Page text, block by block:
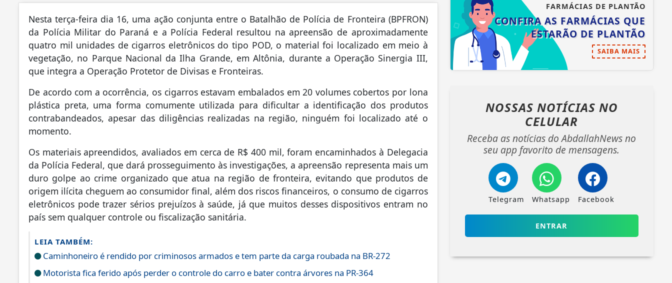
Nesta terça-feira dia 16, uma ação conjunta entre o Batalhão de Polícia de Fronteira (BPFRON)
da Polícia Militar do Paraná e a Polícia Federal resultou na apreensão de aproximadamente
quatro mil unidades de cigarros eletrônicos do tipo POD, o material foi localizado em meio à
vegetação, no Parque Nacional da Ilha Grande, em Altônia, durante a Operação Sinergia III,
que integra a Operação Protetor de Divisas e Fronteiras.
De acordo com a ocorrência, os cigarros estavam embalados em 20 volumes cobertos por lona
plástica preta, uma forma comumente utilizada para dificultar a identificação dos produtos
contrabandeados, apesar das diligências realizadas na região, ninguém foi localizado até o
momento.
Os materiais apreendidos, avaliados em cerca de R$ 400 mil, foram encaminhados à Delegacia
da Polícia Federal, que dará prosseguimento às investigações, a apreensão representa mais um
duro golpe ao crime organizado que atua na região de fronteira, evitando que produtos de
origem ilícita cheguem ao consumidor final, além dos riscos financeiros, o consumo de cigarros
eletrônicos pode trazer sérios prejuízos à saúde, já que muitos desses dispositivos entram no
país sem qualquer controle ou fiscalização sanitária.
LEIA TAMBÉM:
Caminhoneiro é rendido por criminosos armados e tem parte da carga roubada na BR-272
Motorista fica ferido após perder o controle do carro e bater contra árvores na PR-364
FARMÁCIAS DE PLANTÃO
CONFIRA AS FARMÁCIAS QUE
ESTARÃO DE PLANTÃO
SAIBA MAIS
NOSSAS NOTÍCIAS NO
CELULAR
Receba as notícias do AbdallahNews no
seu app favorito de mensagens.
Telegram Whatsapp Facebook
ENTRAR